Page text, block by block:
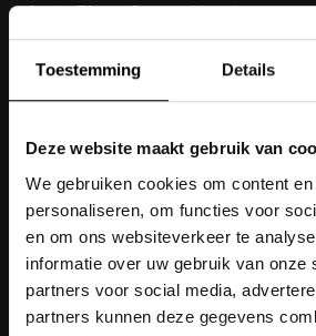
Toestemming Details
Deze website maakt gebruik van
We gebruiken cookies om content
personaliseren, om functies voor
en om ons websiteverkeer te
informatie over uw gebruik van onze
partners voor social media,
partners kunnen deze gegevens
in de Ziggo Dome. Het thema
ook dit jaar weer in de
Believe in Magic. Het publiek zal
worden door de mooiste Disney
populaire titels. Ook de werelden
ontbreken uiteraard niet in de line-
bekend dat Vajèn van den
nummers gaat
Disney in
Disney in Concert
brengt de
legendarische filmscènes van
shows waarin de grootste hits